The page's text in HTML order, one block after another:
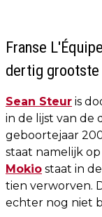
Franse
dertig
Sean Steur is
in de lijst van
geboortejaar
staat namelijk
Mokio staat in
tien verworven.
echter nog niet